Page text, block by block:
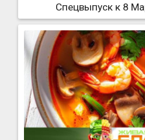
Спецвыпуск к 8